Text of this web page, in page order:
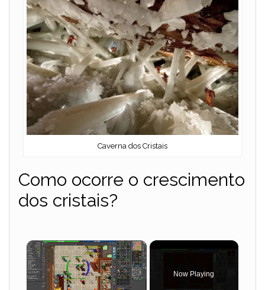
Caverna dos Cristais
Como ocorre o crescimento
dos cristais?
×
Now Playing